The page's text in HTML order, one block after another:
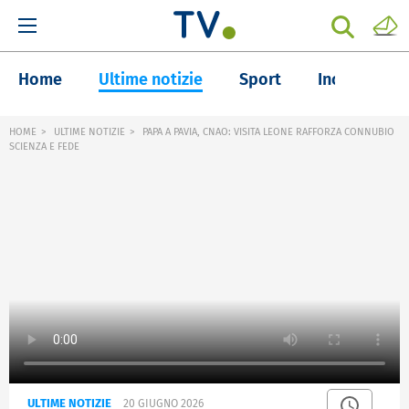
Home Ultime notizie Sport Inchieste
HOME ULTIME NOTIZIE
PAPA A PAVIA, CNAO: VISITA LEONE RAFFORZA CONNUBIO
SCIENZA E FEDE
ULTIME NOTIZIE 20 GIUGNO 2026